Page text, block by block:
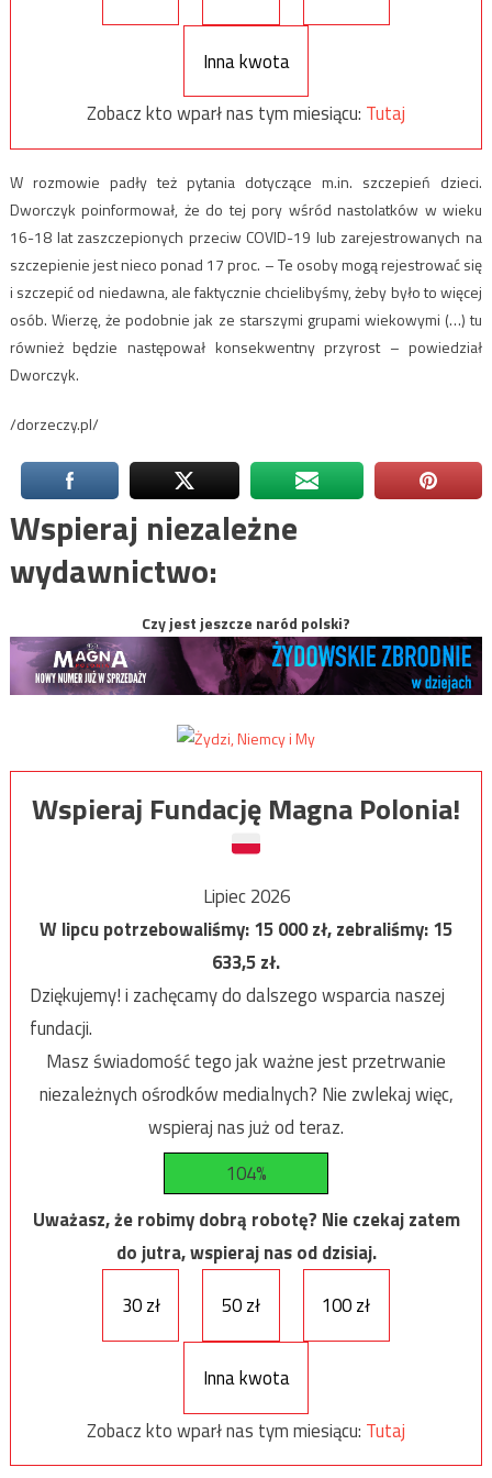
Inna kwota
Zobacz kto wparł nas tym miesiącu: Tutaj
W rozmowie padły też pytania dotyczące m.in. szczepień dzieci.
Dworczyk poinformował, że do tej pory wśród nastolatków w wieku
16-18 lat zaszczepionych przeciw COVID-19 lub zarejestrowanych na
szczepienie jest nieco ponad 17 proc. – Te osoby mogą rejestrować się
i szczepić od niedawna, ale faktycznie chcielibyśmy, żeby było to więcej
osób. Wierzę, że podobnie jak ze starszymi grupami wiekowymi (…) tu
również będzie następował konsekwentny przyrost – powiedział
Dworczyk.
/dorzeczy.pl/
Wspieraj niezależne
wydawnictwo:
Czy jest jeszcze naród polski?
Wspieraj Fundację Magna Polonia!
Lipiec 2026
W lipcu potrzebowaliśmy:15 000zł, zebraliśmy:15
633,5zł.
Dziękujemy! i zachęcamy do dalszego wsparcia naszej
fundacji.
Masz świadomość tego jak ważne jest przetrwanie
niezależnych ośrodków medialnych? Nie zwlekaj więc,
wspieraj nas już od teraz.
104%
Uważasz, że robimy dobrą robotę? Nie czekaj zatem
do jutra, wspieraj nas od dzisiaj.
30 zł
50 zł 100 zł
Inna kwota
Zobacz kto wparł nas tym miesiącu: Tutaj